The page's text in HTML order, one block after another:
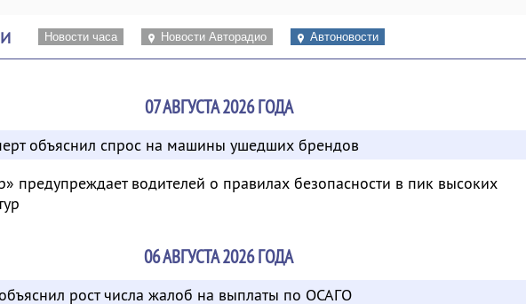
Новости часа Новости Авторадио Автоновости
07 АВГУСТА 2026 ГОДА
объяснил спрос на машины ушедших брендов
предупреждает водителей о правилах безопасности в пик высоких
06 АВГУСТА 2026 ГОДА
рост числа жалоб на выплаты по ОСАГО